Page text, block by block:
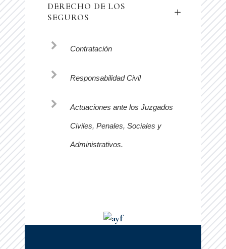
DERECHO DE LOS
SEGUROS
Contratación
Responsabilidad Civil
Actuaciones ante los Juzgados
Civiles, Penales, Sociales y
Administrativos.